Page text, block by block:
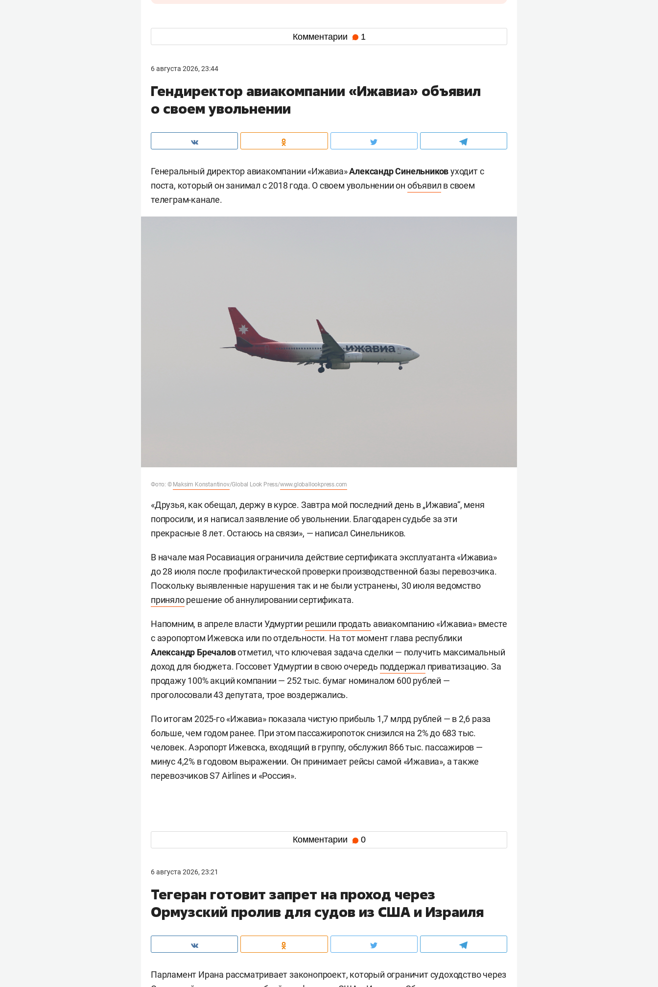
Комментарии 1
6 августа 2026, 23:44
Гендиректор авиакомпании «Ижавиа» объявил
о своем увольнении
Генеральный директор авиакомпании «Ижавиа»Александр Синельниковуходит с
поста, который он занимал с 2018 года. О своем увольнении он объявил в своем
телеграм-канале.
Фото: © Maksim Konstantinov/Global Look Press/www.globallookpress.com
«Друзья, как обещал, держу в курсе. Завтра мой последний день в „Ижавиа“, меня
попросили, и я написал заявление об увольнении. Благодарен судьбе за эти
прекрасные 8 лет. Остаюсь на связи», — написал Синельников.
В начале мая Росавиация ограничила действие сертификата эксплуатанта «Ижавиа»
до 28 июля после профилактической проверки производственной базы перевозчика.
Поскольку выявленные нарушения так и не были устранены, 30 июля ведомство
принялорешение об аннулировании сертификата.
Напомним, в апреле власти Удмуртии решили продать авиакомпанию «Ижавиа» вместе
с аэропортом Ижевска или по отдельности. На тот момент глава республики
Александр Бречаловотметил, что ключевая задача сделки — получить максимальный
доход для бюджета. Госсовет Удмуртии в свою очередь поддержал приватизацию. За
продажу 100% акций компании — 252 тыс. бумаг номиналом 600 рублей —
проголосовали 43 депутата, трое воздержались.
По итогам 2025-го «Ижавиа» показала чистую прибыль 1,7 млрд рублей — в 2,6 раза
больше, чем годом ранее. При этом пассажиропоток снизился на 2% до 683 тыс.
человек. Аэропорт Ижевска, входящий в группу, обслужил 866 тыс. пассажиров —
минус 4,2% в годовом выражении. Он принимает рейсы самой «Ижавиа», а также
перевозчиков S7 Airlines и «Россия».
Комментарии 0
6 августа 2026, 23:21
Тегеран готовит запрет на проход через
Ормузский пролив для судов из США и Израиля
Парламент Ирана рассматривает законопроект, который ограничит судоходство через